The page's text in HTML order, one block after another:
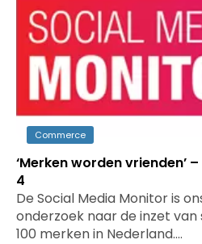
Commerce
‘Merken worden vrienden’
4
De Social Media Monitor is
onderzoek naar de inzet
100 merken in Nederland.…